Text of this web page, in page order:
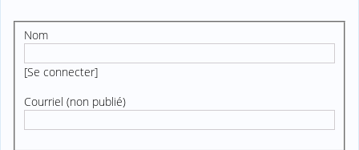
Nom
[Se connecter]
Courriel (non publié)